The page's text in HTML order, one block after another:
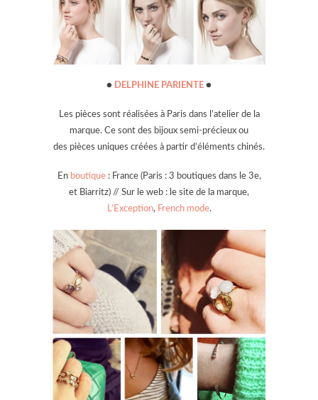
● DELPHINE PARIENTE ●
Les pièces sont réalisées à Paris dans l’atelier de la
marque. Ce sont des bijoux semi-précieux ou
des pièces uniques créées à partir d’éléments chinés.
En boutique: France (Paris : 3 boutiques dans le 3e,
et Biarritz) // Sur le web : le site de la marque,
L’Exception, French mode.